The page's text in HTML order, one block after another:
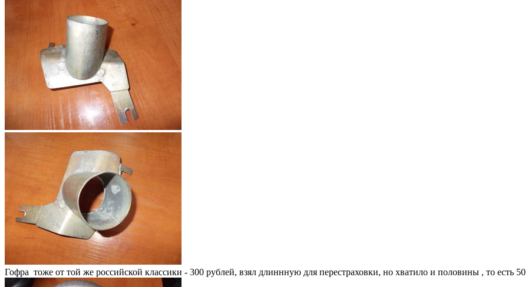
Гофра тоже от той же российской классики - 300 рублей, взял длиннную для перестраховки, но хватило и половины , то есть 50